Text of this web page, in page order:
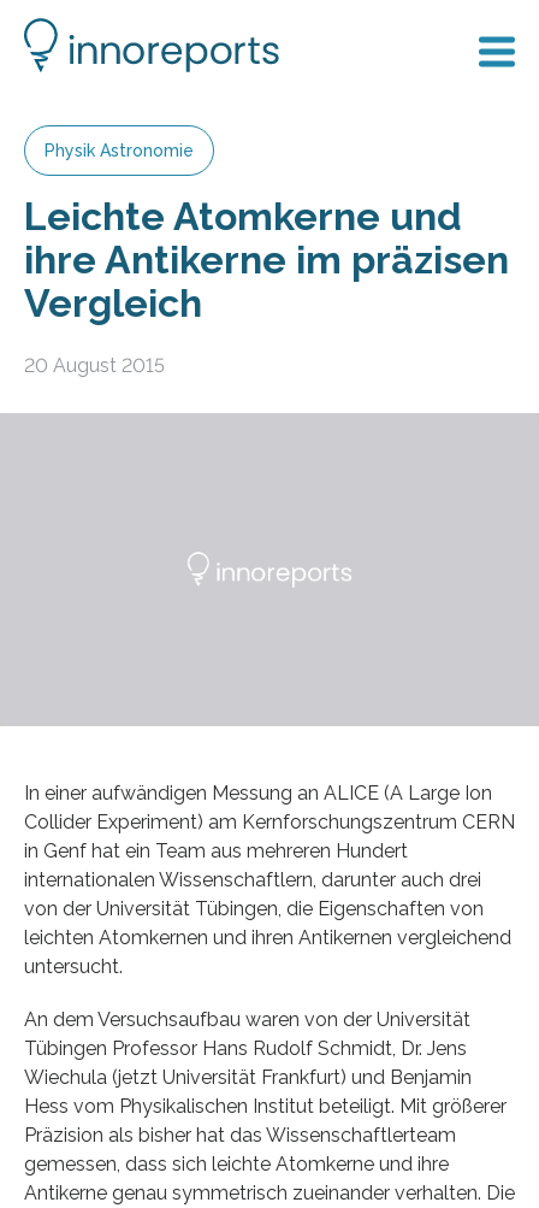
Physik Astronomie
Leichte Atomkerne und
ihre Antikerne im präzisen
Vergleich
20 August 2015
In einer aufwändigen Messung an ALICE (A Large Ion
Collider Experiment) am Kernforschungszentrum CERN
in Genf hat ein Team aus mehreren Hundert
internationalen Wissenschaftlern, darunter auch drei
von der Universität Tübingen, die Eigenschaften von
leichten Atomkernen und ihren Antikernen vergleichend
untersucht.
An dem Versuchsaufbau waren von der Universität
Tübingen Professor Hans Rudolf Schmidt, Dr. Jens
Wiechula (jetzt Universität Frankfurt) und Benjamin
Hess vom Physikalischen Institut beteiligt. Mit größerer
Präzision als bisher hat das Wissenschaftlerteam
gemessen, dass sich leichte Atomkerne und ihre
Antikerne genau symmetrisch zueinander verhalten. Die